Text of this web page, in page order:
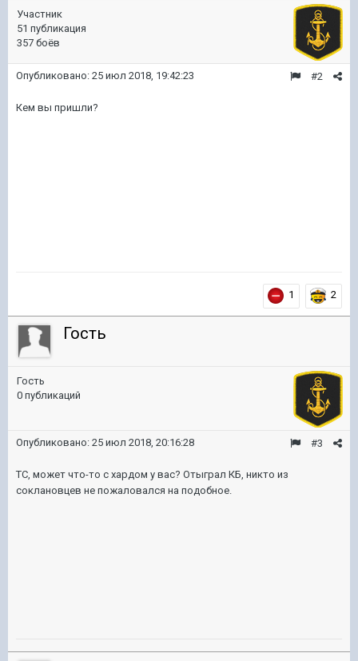
Участник
51 публикация
357 боёв
#2
Опубликовано: 25 июл 2018, 19:42:23
Кем вы пришли?
1 2
Гость
Гость
0 публикаций
#3
Опубликовано: 25 июл 2018, 20:16:28
ТС, может что-то с хардом у вас? Отыграл КБ, никто из
соклановцев не пожаловался на подобное.